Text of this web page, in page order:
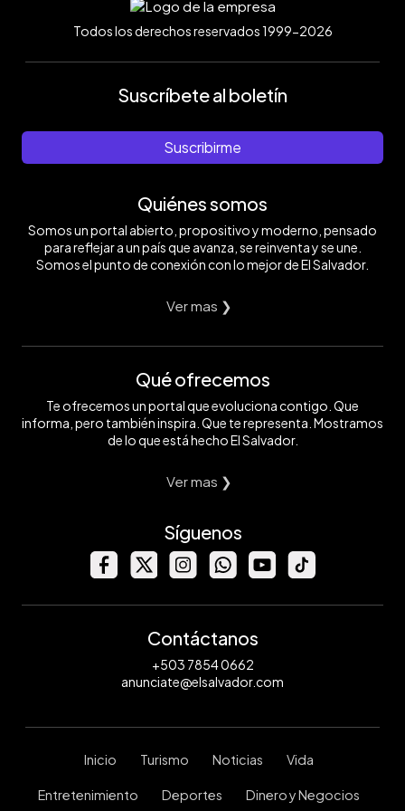
Todos los derechos reservados 1999-2026
Suscríbete al boletín
Suscribirme
Quiénes somos
Somos un portal abierto, propositivo y moderno, pensado
para reflejar a un país que avanza, se reinventa y se une.
Somos el punto de conexión con lo mejor de El Salvador.
Ver mas ❯
Qué ofrecemos
Te ofrecemos un portal que evoluciona contigo. Que
informa, pero también inspira. Que te representa. Mostramos
de lo que está hecho El Salvador.
Ver mas ❯
Síguenos
Contáctanos
+503 7854 0662
anunciate@elsalvador.com
Inicio Turismo Noticias Vida
Entretenimiento Deportes Dinero y Negocios